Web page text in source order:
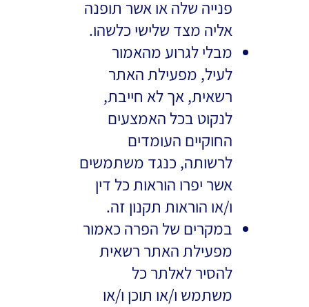
פנייה שלה או אשר תופנה
אליה מצד שלישי כלשהו.
מבלי לגרוע מהאמור
לעיל, מפעילת האתר
רשאית, אך לא חייבת,
לנקוט בכל האמצעים
החוקיים העומדים
לרשותה, כנגד משתמשים
אשר יפרו הוראות כל דין
ו/או הוראות תקנון זה.
במקרים של הפרה כאמור
מפעילת האתר רשאית
להסיר לאלתר כל
משתמש ו/או תוכן ו/או